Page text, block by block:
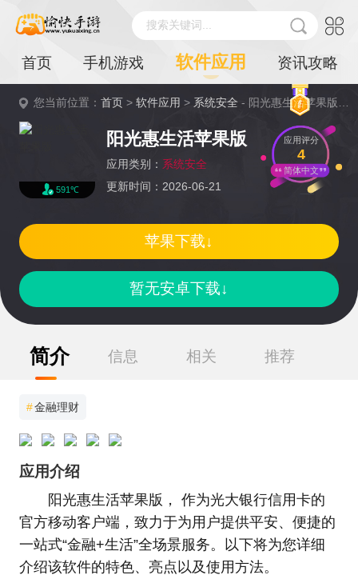
搜索关键词...
首页 手机游戏 软件应用 资讯攻略
您当前位置：首页 >软件应用 > 系统安全 - 阳光惠生活苹果版详情
591℃
阳光惠生活苹果版
应用类别： 系统安全
更新时间：2026-06-21
应用评分
4
简体中文
暂无安卓下载↓
苹果下载↓
简介 信息 相关 推荐
#金融理财
应用介绍
阳光惠生活苹果版， 作为光大银行信用卡的
官方移动客户端，致力于为用户提供平安、便捷的
一站式“金融+生活”全场景服务。以下将为您详细
介绍该软件的特色、亮点以及使用方法。